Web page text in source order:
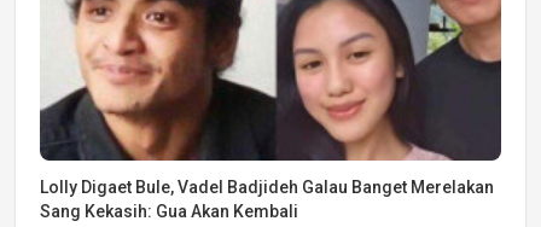
Lolly Digaet Bule, Vadel Badjideh Galau Banget Merelakan
Sang Kekasih: Gua Akan Kembali